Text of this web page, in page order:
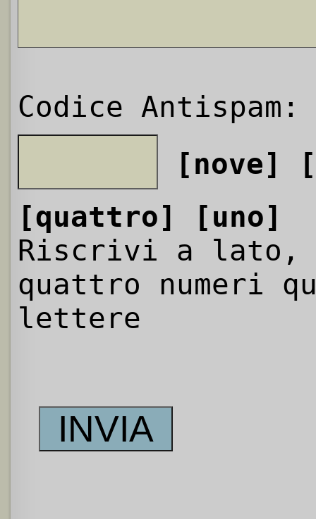
Codice Antispam:
[nove]
[quattro]
[uno]
Riscrivi a
quattro numeri
lettere